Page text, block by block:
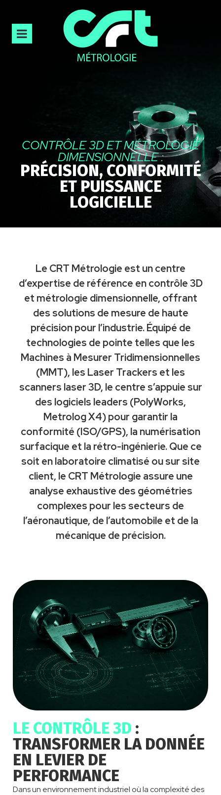
CONTRÔLE 3D ET MÉTROLOGIE
DIMENSIONNELLE :
PRÉCISION, CONFORMITÉ
ET PUISSANCE
LOGICIELLE
Le CRT Métrologie est un centre
d’expertise de référence en contrôle 3D
et métrologie dimensionnelle, offrant
des solutions de mesure de haute
précision pour l’industrie. Équipé de
technologies de pointe telles que les
Machines à Mesurer Tridimensionnelles
(MMT), les Laser Trackers et les
scanners laser3D, le centre s’appuie sur
des logiciels leaders (PolyWorks,
Metrolog X4) pour garantir la
conformité (ISO/GPS), la numérisation
surfacique et la rétro-ingénierie. Que ce
soit en laboratoire climatisé ou sur site
client, le CRT Métrologie assure une
analyse exhaustive des géométries
complexes pour les secteurs de
l’aéronautique, de l’automobile et de la
mécanique de précision.
LE CONTRÔLE 3D :
TRANSFORMER LA DONNÉE
EN LEVIER DE
PERFORMANCE
Dans un environnement industriel où la complexité des